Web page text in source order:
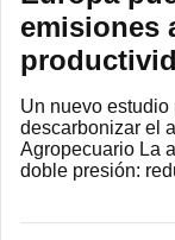
emisiones
Un nuevo
descarbonizar el
Agropecuario La
doble presión: